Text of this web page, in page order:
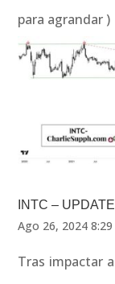
para agrandar )
INTC – UPDATE
Ago 26, 2024
Tras impactar